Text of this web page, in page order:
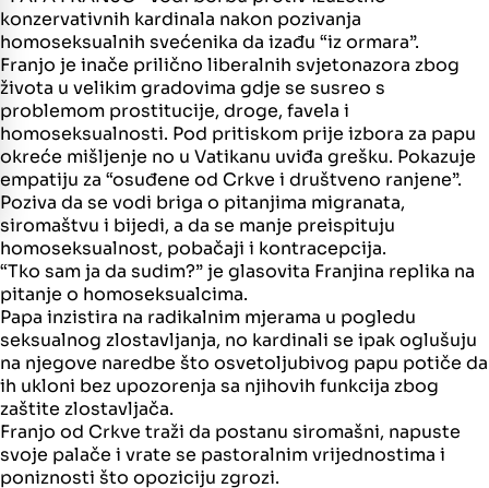
konzervativnih kardinala nakon pozivanja
homoseksualnih svećenika da izađu “iz ormara”.
Franjo je inače prilično liberalnih svjetonazora zbog
života u velikim gradovima gdje se susreo s
problemom prostitucije, droge, favela i
homoseksualnosti. Pod pritiskom prije izbora za papu
okreće mišljenje no u Vatikanu uviđa grešku. Pokazuje
empatiju za “osuđene od Crkve i društveno ranjene”.
Poziva da se vodi briga o pitanjima migranata,
siromaštvu i bijedi, a da se manje preispituju
homoseksualnost, pobačaji i kontracepcija.
“Tko sam ja da sudim?” je glasovita Franjina replika na
pitanje o homoseksualcima.
Papa inzistira na radikalnim mjerama u pogledu
seksualnog zlostavljanja, no kardinali se ipak oglušuju
na njegove naredbe što osvetoljubivog papu potiče da
ih ukloni bez upozorenja sa njihovih funkcija zbog
zaštite zlostavljača.
Franjo od Crkve traži da postanu siromašni, napuste
svoje palače i vrate se pastoralnim vrijednostima i
poniznosti što opoziciju zgrozi.